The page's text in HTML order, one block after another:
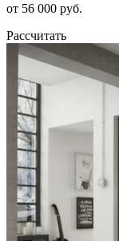
от 56 000 руб.
Рассчитать